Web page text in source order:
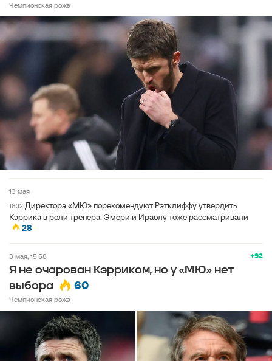
Чемпионская рожа
13 мая
18:12 Директора «МЮ» порекомендуют Рэтклиффу утвердить
Кэррика в роли тренера. Эмери и Ираолу тоже рассматривали
28
+92
3 мая, 15:58
Я не очарован Кэрриком, но у «МЮ» нет
выбора
60
Чемпионская рожа